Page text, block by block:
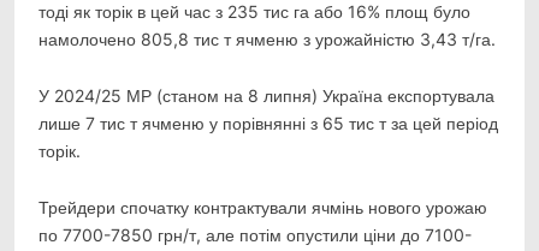
тоді як торік в цей час з 235 тис га або 16% площ було
намолочено 805,8 тис т ячменю з урожайністю 3,43 т/га.
У 2024/25 МР (станом на 8 липня) Україна експортувала
лише 7 тис т ячменю у порівнянні з 65 тис т за цей період
торік.
Трейдери спочатку контрактували ячмінь нового урожаю
по 7700-7850 грн/т, але потім опустили ціни до 7100-